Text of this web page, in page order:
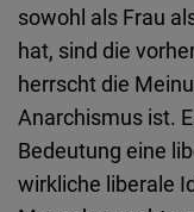
sowohl als Frau
hat, sind die
herrscht die
Anarchismus ist.
Bedeutung eine
wirkliche liberale